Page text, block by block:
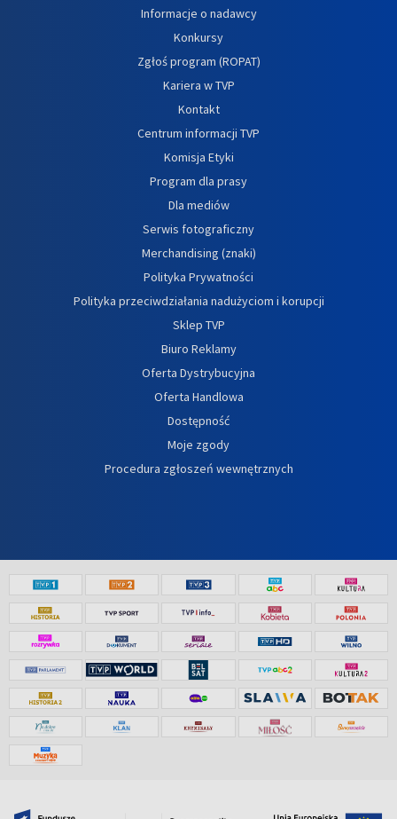
Informacje o nadawcy
Konkursy
Zgłoś program (ROPAT)
Kariera w TVP
Kontakt
Centrum informacji TVP
Komisja Etyki
Program dla prasy
Dla mediów
Serwis fotograficzny
Merchandising (znaki)
Polityka Prywatności
Polityka przeciwdziałania nadużyciom i korupcji
Sklep TVP
Biuro Reklamy
Oferta Dystrybucyjna
Oferta Handlowa
Dostępność
Moje zgody
Procedura zgłoszeń wewnętrznych